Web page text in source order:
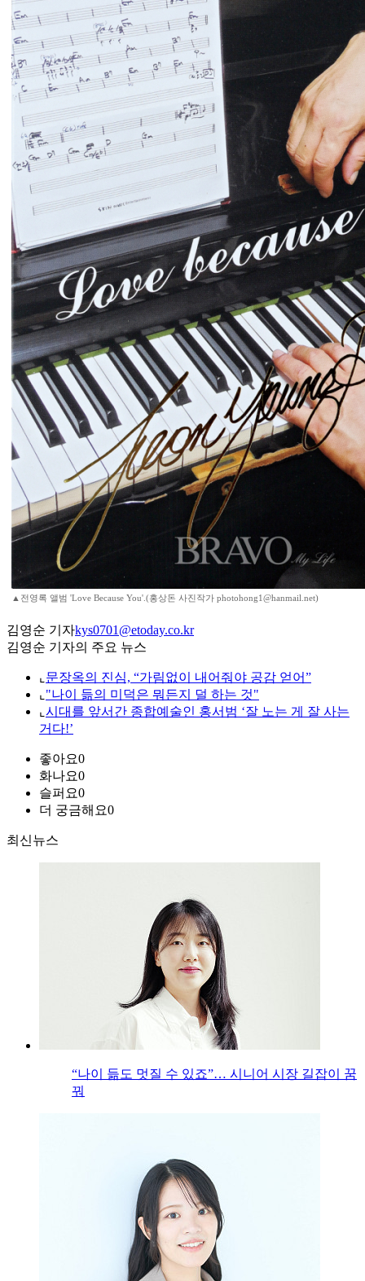
▲전영록 앨범 'Love Because You'.(홍상돈 사진작가 photohong1@hanmail.net)
김영순 기자kys0701@etoday.co.kr
김영순 기자의 주요 뉴스
⌞ 문장옥의 진심, “가림없이 내어줘야 공감 얻어”
⌞ "나이 듦의 미덕은 뭐든지 덜 하는 것"
⌞ 시대를 앞서간 종합예술인 홍서범 ‘잘 노는 게 잘 사는
거다!’
좋아요0
화나요0
슬퍼요0
더 궁금해요0
최신뉴스
“나이 듦도 멋질 수 있죠”… 시니어 시장 길잡이 꿈
꿔